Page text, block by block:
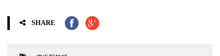
SHARE